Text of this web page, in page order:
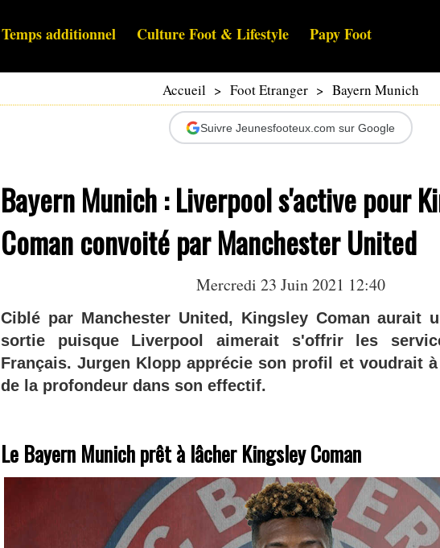
Temps additionnel Culture Foot & Lifestyle Papy Foot
Accueil > Foot Etranger > Bayern Munich
Suivre Jeunesfooteux.com sur Google
Bayern Munich : Liverpool s'active pour
Coman convoité par Manchester United
Mercredi 23 Juin 2021 12:40
Ciblé par Manchester United, Kingsley Coman aurait
sortie puisque Liverpool aimerait s'offrir les
Français. Jurgen Klopp apprécie son profil et voudrait
de la profondeur dans son effectif.
Le Bayern Munich prêt à lâcher Kingsley Coman